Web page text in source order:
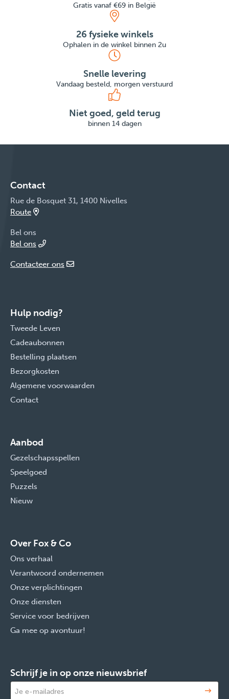
Gratis vanaf €69 in België
26 fysieke winkels
Ophalen in de winkel binnen 2u
Snelle levering
Vandaag besteld, morgen verstuurd
Niet goed, geld terug
binnen 14 dagen
Contact
Rue de Bosquet 31, 1400 Nivelles
Route
Bel ons
Bel ons
Contacteer ons
Hulp nodig?
Tweede Leven
Cadeaubonnen
Bestelling plaatsen
Bezorgkosten
Algemene voorwaarden
Contact
Aanbod
Gezelschapsspellen
Speelgoed
Puzzels
Nieuw
Over Fox & Co
Ons verhaal
Verantwoord ondernemen
Onze verplichtingen
Onze diensten
Service voor bedrijven
Ga mee op avontuur!
Schrijf je in op onze nieuwsbrief